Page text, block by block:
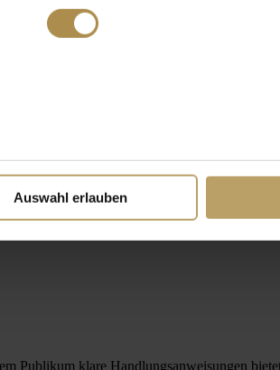
Auswahl erlauben
Publikum klare Handlungsanweisungen